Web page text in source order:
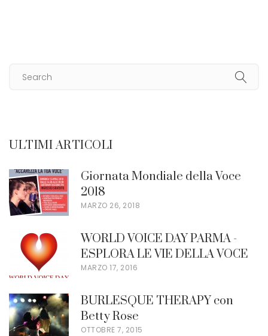
ULTIMI ARTICOLI
Giornata Mondiale della Voce
2018
MARZO 26, 2018
WORLD VOICE DAY PARMA -
ESPLORA LE VIE DELLA VOCE
MARZO 17, 2016
BURLESQUE THERAPY con
Betty Rose
OTTOBRE 7, 2015